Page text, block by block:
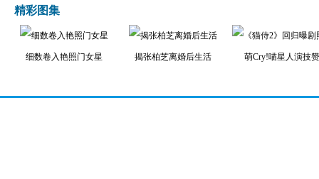
精彩图集
细数卷入艳照门女星 揭张柏芝离婚后生活 萌Cry!喵星人演技赞